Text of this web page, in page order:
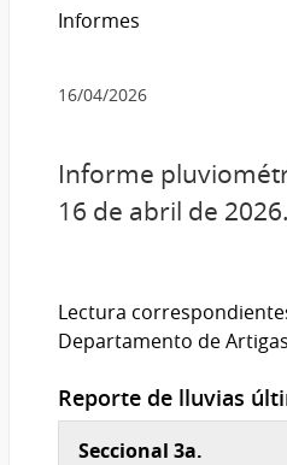
Informes
16/04/2026
Informe
16 de abril de 2026.
Lectura
Departamento de
Reporte de lluvias
Seccional 3a.